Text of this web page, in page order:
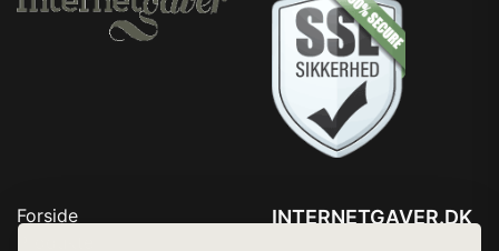
Forside
INTERNETGAVER.DK